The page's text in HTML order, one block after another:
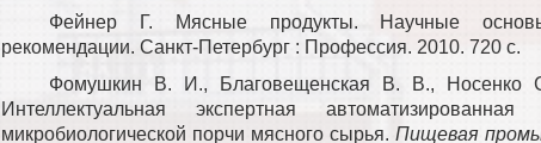
Фейнер Г. Мясные продукты. Научные основы
рекомендации. Санкт-Петербург : Профессия. 2010. 720 с.
Фомушкин В. И., Благовещенская В. В., Носенко
Интеллектуальная экспертная
микробиологической порчи мясного сырья. Пищевая